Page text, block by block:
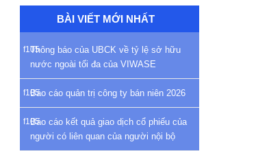
BÀI VIẾT MỚI NHẤT
Thông báo của UBCK về tỷ lệ sở hữu
nước ngoài tối đa của VIWASE
Báo cáo quản trị công ty bán niên 2026
Báo cáo kết quả giao dịch cổ phiếu của
người có liên quan của người nội bộ